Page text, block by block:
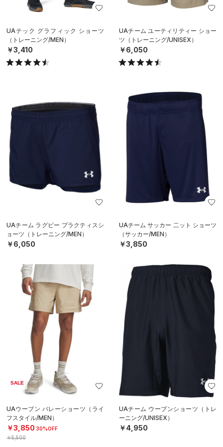
UAテック グラフィック ショーツ
（トレーニング/MEN）
￥3,410
UAチーム ユーティリティー ショー
ツ（トレーニング/UNISEX）
￥6,050
UAチーム ラグビー プラクティスシ
ョーツ（トレーニング/MEN）
￥6,050
UAチーム サッカー 二ット ショーツ
（サッカー/MEN）
￥3,850
SALE
UAウーブン バレーショーツ（ライ
フスタイル/MEN）
￥3,850 30%OFF
￥5,500
UAチーム ウーブンショーツ（トレ
ーニング/UNISEX）
￥4,950